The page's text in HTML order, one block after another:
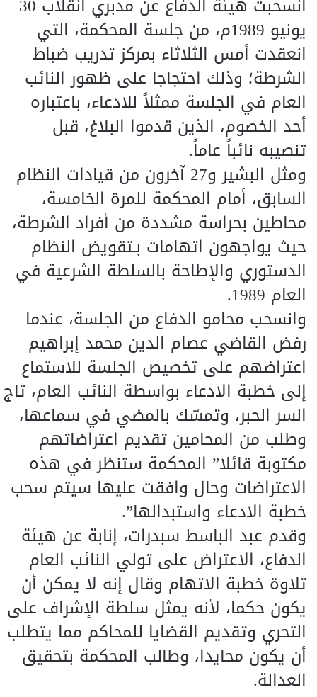
انسحبت هيئة الدفاع عن مدبري انقلاب 30
يونيو 1989م، من جلسة المحكمة، التي
انعقدت أمس الثلاثاء بمركز تدريب ضباط
الشرطة؛ وذلك احتجاجا على ظهور النائب
العام في الجلسة ممثلاً للادعاء، باعتباره
أحد الخصوم، الذين قدموا البلاغ، قبل
تنصيبه نائباً عاماً.
ومثل البشير و27 آخرون من قيادات النظام
السابق، أمام المحكمة للمرة الخامسة،
محاطين بحراسة مشددة من أفراد الشرطة،
حيث يواجهون اتهامات بـتقويض النظام
الدستوري والإطاحة بالسلطة الشرعية في
العام 1989.
وانسحب محامو الدفاع من الجلسة، عندما
رفض القاضي عصام الدين محمد إبراهيم
اعتراضهم على تخصيص الجلسة للاستماع
إلى خطبة الادعاء بواسطة النائب العام، تاج
السر الحبر، وتمسّك بالمضي في سماعها،
وطلب من المحامين تقديم اعتراضاتهم
مكتوبة قائلا” المحكمة ستنظر في هذه
الاعتراضات وحال وافقت عليها سيتم سحب
خطبة الادعاء واستبدالها”.
وقدم عبد الباسط سبدرات، إنابة عن هيئة
الدفاع، الاعتراض على تولي النائب العام
تلاوة خطبة الاتهام وقال إنه لا يمكن أن
يكون حكما، لأنه يمثل سلطة الإشراف على
التحري وتقديم القضايا للمحاكم مما يتطلب
أن يكون محايدا، وطالب المحكمة بتحقيق
العدالة.